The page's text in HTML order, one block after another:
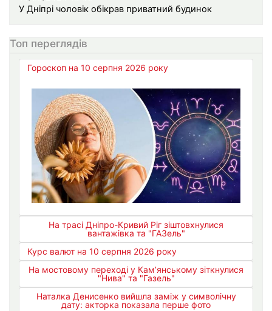
У Дніпрі чоловік обікрав приватний будинок
Топ переглядів
Гороскоп на 10 серпня 2026 року
На трасі Дніпро-Кривий Ріг зіштовхнулися
вантажівка та "ГАЗель"
Курс валют на 10 серпня 2026 року
На мостовому переході у Кам’янському зіткнулися
"Нива" та "Газель"
Наталка Денисенко вийшла заміж у символічну
дату: акторка показала перше фото